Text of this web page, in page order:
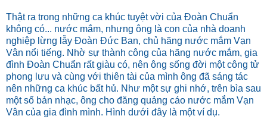
Thật ra trong những ca khúc tuyệt vời của Đoàn Chuẩn
không có... nước mắm, nhưng ông là con của nhà doanh
nghiệp lừng lẫy Đoàn Đức Ban, chủ hãng nước mắm Vạn
Vân nổi tiếng. Nhờ sự thành công của hãng nước mắm, gia
đình Đoàn Chuẩn rất giàu có, nên ông sống đời một công tử
phong lưu và cùng với thiên tài của mình ông đã sáng tác
nên những ca khúc bất hủ. Như một sự ghi nhớ, trên bìa sau
một số bản nhạc, ông cho đăng quảng cáo nước mắm Vạn
Vân của gia đình mình. Hình dưới đây là một ví dụ.